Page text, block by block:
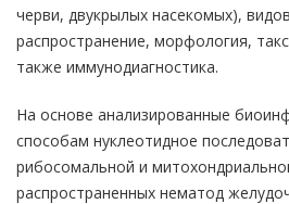
черви, двукрылых насекомых),
распространение, морфология,
также иммунодиагностика.
На основе анализированные
способам нуклеотидное
рибосомальной и
распространенных нематод